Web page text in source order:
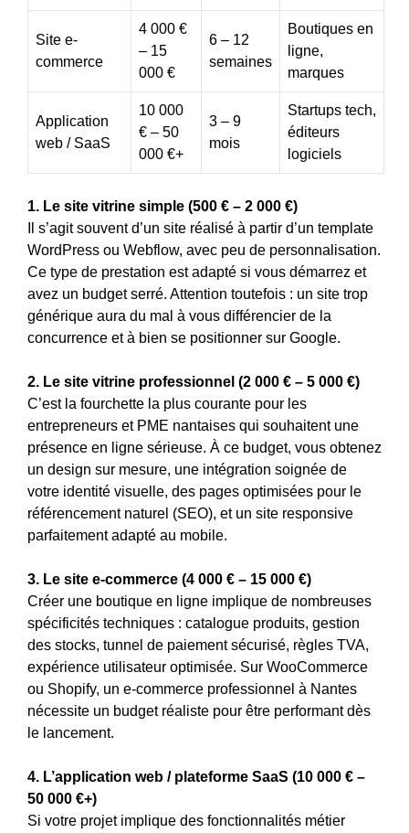
Site e-
commerce
4 000 €
– 15
000 €
6 – 12
semaines
Boutiques en
ligne,
marques
Application
web / SaaS
10 000
€ – 50
000 €+
3 – 9
mois
Startups tech,
éditeurs
logiciels
1. Le site vitrine simple (500 € – 2 000 €)
Il s’agit souvent d’un site réalisé à partir d’un template
WordPress ou Webflow, avec peu de personnalisation.
Ce type de prestation est adapté si vous démarrez et
avez un budget serré. Attention toutefois : un site trop
générique aura du mal à vous différencier de la
concurrence et à bien se positionner sur Google.
2. Le site vitrine professionnel (2 000 € – 5 000 €)
C’est la fourchette la plus courante pour les
entrepreneurs et PME nantaises qui souhaitent une
présence en ligne sérieuse. À ce budget, vous obtenez
un design sur mesure, une intégration soignée de
votre identité visuelle, des pages optimisées pour le
référencement naturel (SEO), et un site responsive
parfaitement adapté au mobile.
3. Le site e-commerce (4 000 € – 15 000 €)
Créer une boutique en ligne implique de nombreuses
spécificités techniques : catalogue produits, gestion
des stocks, tunnel de paiement sécurisé, règles TVA,
expérience utilisateur optimisée. Sur WooCommerce
ou Shopify, un e-commerce professionnel à Nantes
nécessite un budget réaliste pour être performant dès
le lancement.
4. L’application web / plateforme SaaS (10 000 € –
50 000 €+)
Si votre projet implique des fonctionnalités métier